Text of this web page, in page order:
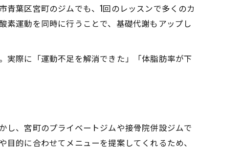
葉区宮町のジムでも、1回のレッスンで多くのカ
素運動を同時に行うことで、基礎代謝もアップし
実際に「運動不足を解消できた」「体脂肪率が下
し、宮町のプライベートジムや接骨院併設ジムで
的に合わせてメニューを提案してくれるため、